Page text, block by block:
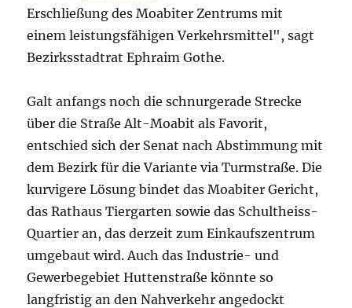
Erschließung des Moabiter Zentrums mit
einem leistungsfähigen Verkehrsmittel", sagt
Bezirksstadtrat Ephraim Gothe.
Galt anfangs noch die schnurgerade Strecke
über die Straße Alt-Moabit als Favorit,
entschied sich der Senat nach Abstimmung mit
dem Bezirk für die Variante via Turmstraße. Die
kurvigere Lösung bindet das Moabiter Gericht,
das Rathaus Tiergarten sowie das Schultheiss-
Quartier an, das derzeit zum Einkaufszentrum
umgebaut wird. Auch das Industrie- und
Gewerbegebiet Huttenstraße könnte so
langfristig an den Nahverkehr angedockt